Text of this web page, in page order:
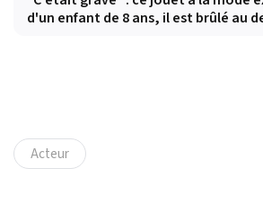
d'un enfant de 8 ans, il est brûlé au
Acteur